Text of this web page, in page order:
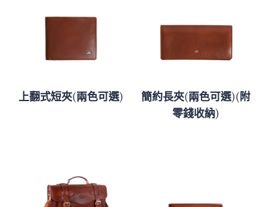
上翻式短夾(兩色可選)
簡約長夾(兩色可選)(附
零錢收納)